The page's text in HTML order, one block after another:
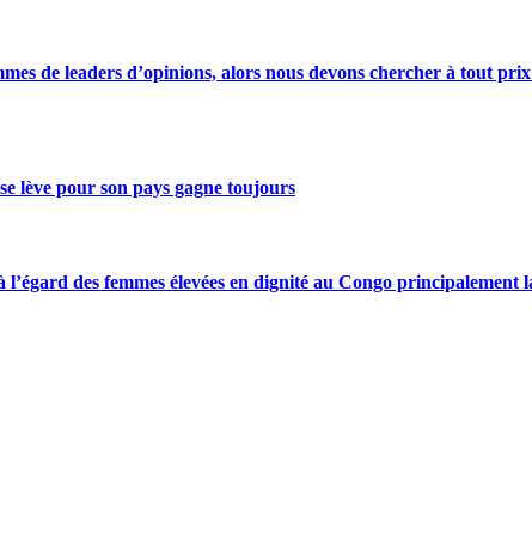
de leaders d’opinions, alors nous devons chercher à tout
lève pour son pays gagne toujours
des femmes élevées en dignité au Congo